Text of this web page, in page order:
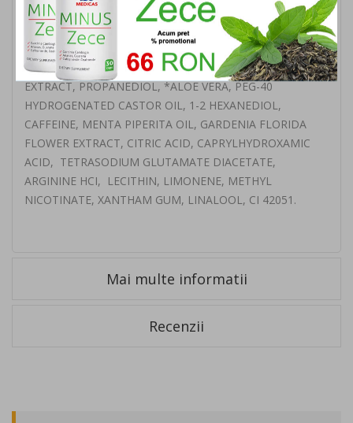
fiola pe tot scalpul prin masaj usor.
INGREDIENTS/INCI:
AQUA – WATER, GLYCERIN, SERENOA SERRULATA FRUIT
EXTRACT, PROPANEDIOL, *ALOE VERA, PEG-40
HYDROGENATED CASTOR OIL, 1-2 HEXANEDIOL,
CAFFEINE, MENTA PIPERITA OIL, GARDENIA FLORIDA
FLOWER EXTRACT, CITRIC ACID, CAPRYLHYDROXAMIC
ACID, TETRASODIUM GLUTAMATE DIACETATE,
ARGININE HCI, LECITHIN, LIMONENE, METHYL
NICOTINATE, XANTHAM GUM, LINALOOL, CI 42051.
Mai multe informatii
Recenzii